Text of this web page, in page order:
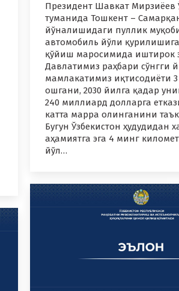
Президент Шавкат Мирзиёев
туманида Тошкент –
йўналишидаги пуллик
автомобиль йўли
қўйиш маросимида иштирок
Давлатимиз раҳбари сўнгги
мамлакатимиз иқтисодиёти
ошгани, 2030 йилга қадар
240 миллиард долларга
катта марра олинганини
Бугун Ўзбекистон ҳудудидан
аҳамиятга эга 4 минг
йўл…